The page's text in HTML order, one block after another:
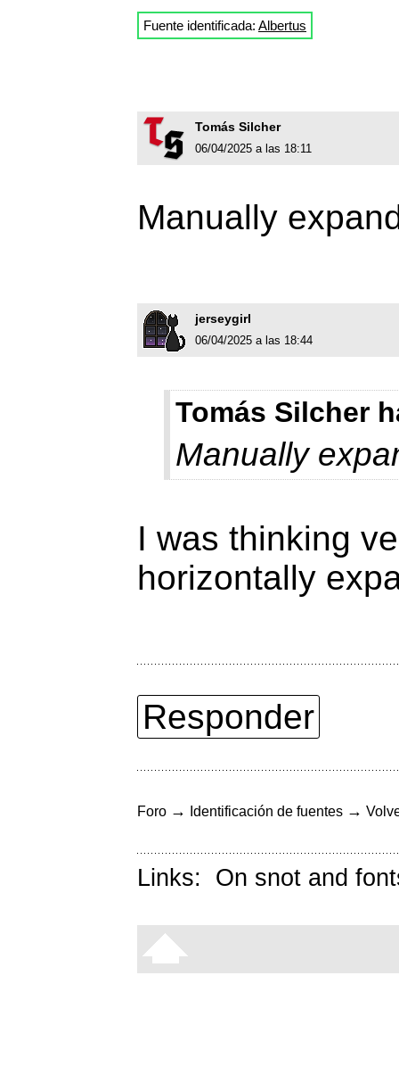
Fuente identificada: Albertus
Tomás Silcher
06/04/2025 a las 18:11
Manually
jerseygirl
06/04/2025 a las 18:44
Tomás Silcher
Manually
I was thinking
horizontally
Responder
Foro → Identificación de fuentes →
Links: On snot and